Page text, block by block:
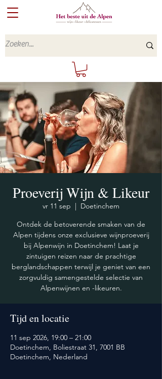
Proeverij Wijn & Likeur
vr 11 sep
  |
Doetinchem
Ontdek de betoverende smaken van de
Alpen tijdens onze exclusieve wijnproeverij
bij Alpenwijn in Doetinchem! Laat je
zintuigen reizen naar de prachtige
berglandschappen terwijl je geniet van een
zorgvuldig samengestelde selectie van
Alpenwijnen en -likeuren.
Tijd en locatie
11 sep 2026, 19:00 – 21:00
Doetinchem, Boliestraat 31, 7001 BB
Doetinchem, Nederland